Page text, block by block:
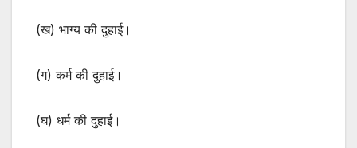
(ख) भाग्य की दुहाई।
(ग) कर्म की दुहाई।
(घ) धर्म की दुहाई।